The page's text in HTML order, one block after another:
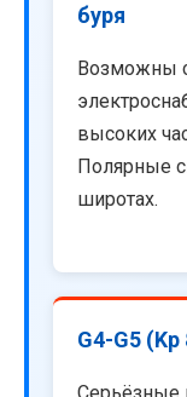
буря
Возможны
высоких
Полярные
широтах.
G4-G5